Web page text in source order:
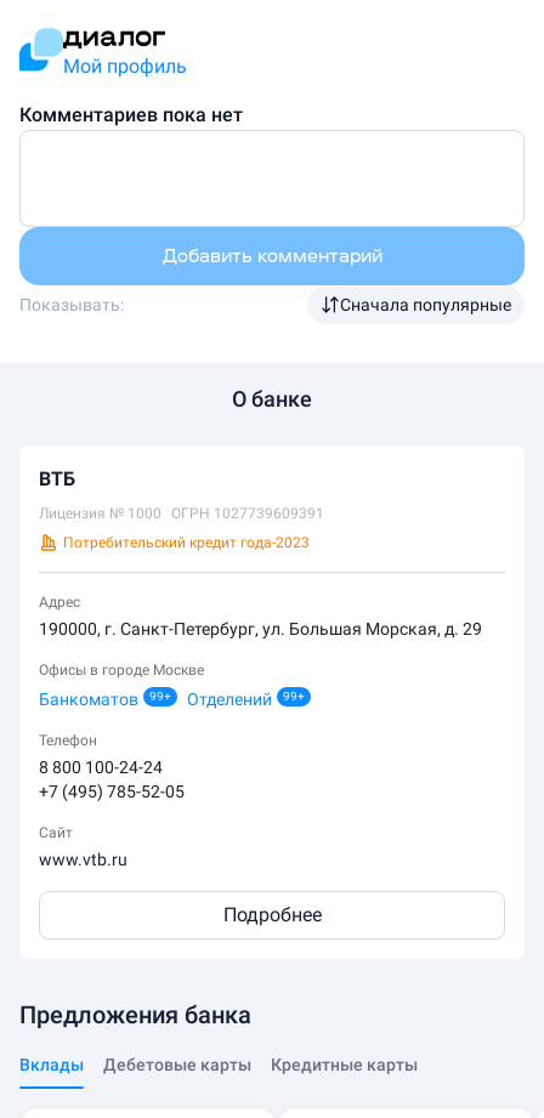
Мой профиль
Комментариев пока нет
Добавить комментарий
Показывать: Сначала популярные
О банке
ВТБ
Лицензия № 1000 ОГРН 1027739609391
Потребительский кредит года-2023
Адрес
190000, г. Санкт-Петербург, ул. Большая Морская, д. 29
Офисы в городе Москве
Банкоматов 99+ Отделений 99+
Телефон
8 800 100-24-24
+7 (495) 785-52-05
Сайт
www.vtb.ru
Подробнее
Предложения банка
Вклады Дебетовые карты Кредитные карты